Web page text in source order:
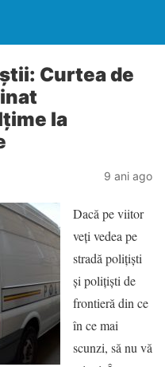
Curtea de
la
9 ani ago
Dacă pe viitor
veţi vedea pe
stradă poliţişti
şi poliţişti de
frontieră din ce
în ce mai
scunzi, să nu vă